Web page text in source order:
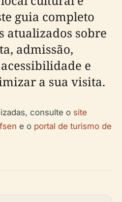
guia completo
atualizados sobre
admissão,
e
a sua visita.
consulte o site
e o portal de turismo de